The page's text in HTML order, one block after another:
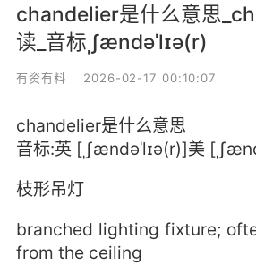
chandelier是什么意思
读_音标ˌʃændəˈlɪə(r)
有资有料 2026-02-17 00:10:07
chandelier是什么意思
音标:英 [ˌʃændəˈlɪə(r)]美
枝形吊灯
branched lighting fixture;
from the ceiling